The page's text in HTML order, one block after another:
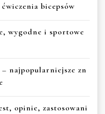
bicepsów
wygodne i sportowe
najpopularniejsze zn
opinie, zastosowani